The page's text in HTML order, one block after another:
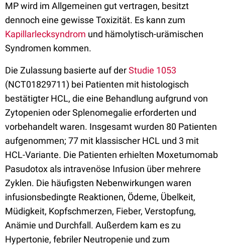
MP wird im Allgemeinen gut vertragen, besitzt
dennoch eine gewisse Toxizität. Es kann zum
Kapillarlecksyndrom und hämolytisch-urämischen
Syndromen kommen.
Die Zulassung basierte auf derStudie 1053
(NCT01829711) bei Patienten mit histologisch
bestätigter HCL, die eine Behandlung aufgrund von
Zytopenien oder Splenomegalie erforderten und
vorbehandelt waren. Insgesamt wurden 80 Patienten
aufgenommen; 77 mit klassischer HCL und 3 mit
HCL-Variante. Die Patienten erhielten Moxetumomab
Pasudotox als intravenöse Infusion über mehrere
Zyklen. Die häufigsten Nebenwirkungen waren
infusionsbedingte Reaktionen, Ödeme, Übelkeit,
Müdigkeit, Kopfschmerzen, Fieber, Verstopfung,
Anämie und Durchfall. Außerdem kam es zu
Hypertonie, febriler Neutropenie und zum